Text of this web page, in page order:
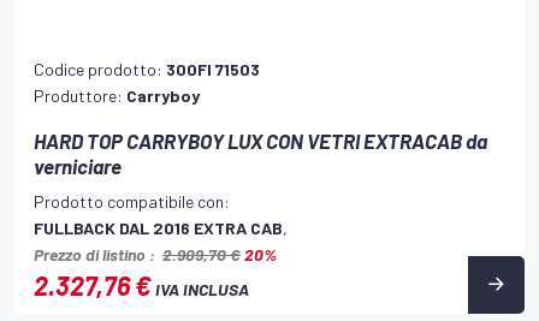
Codice prodotto: 300FI 71503
Produttore: Carryboy
HARD TOP CARRYBOY LUX CON VETRI EXTRACAB da
verniciare
Prodotto compatibile con:
FULLBACK DAL 2016 EXTRA CAB,
Prezzo di listino : 2.909,70 €20%
2.327,76 €IVA INCLUSA